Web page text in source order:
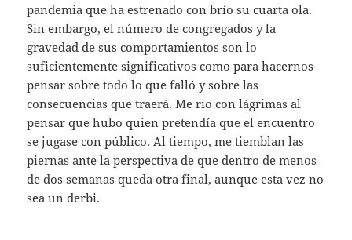
pandemia que ha estrenado con brío su cuarta ola.
Sin embargo, el número de congregados y la
gravedad de sus comportamientos son lo
suficientemente significativos como para hacernos
pensar sobre todo lo que falló y sobre las
consecuencias que traerá. Me río con lágrimas al
pensar que hubo quien pretendía que el encuentro
se jugase con público. Al tiempo, me tiemblan las
piernas ante la perspectiva de que dentro de menos
de dos semanas queda otra final, aunque esta vez no
sea un derbi.